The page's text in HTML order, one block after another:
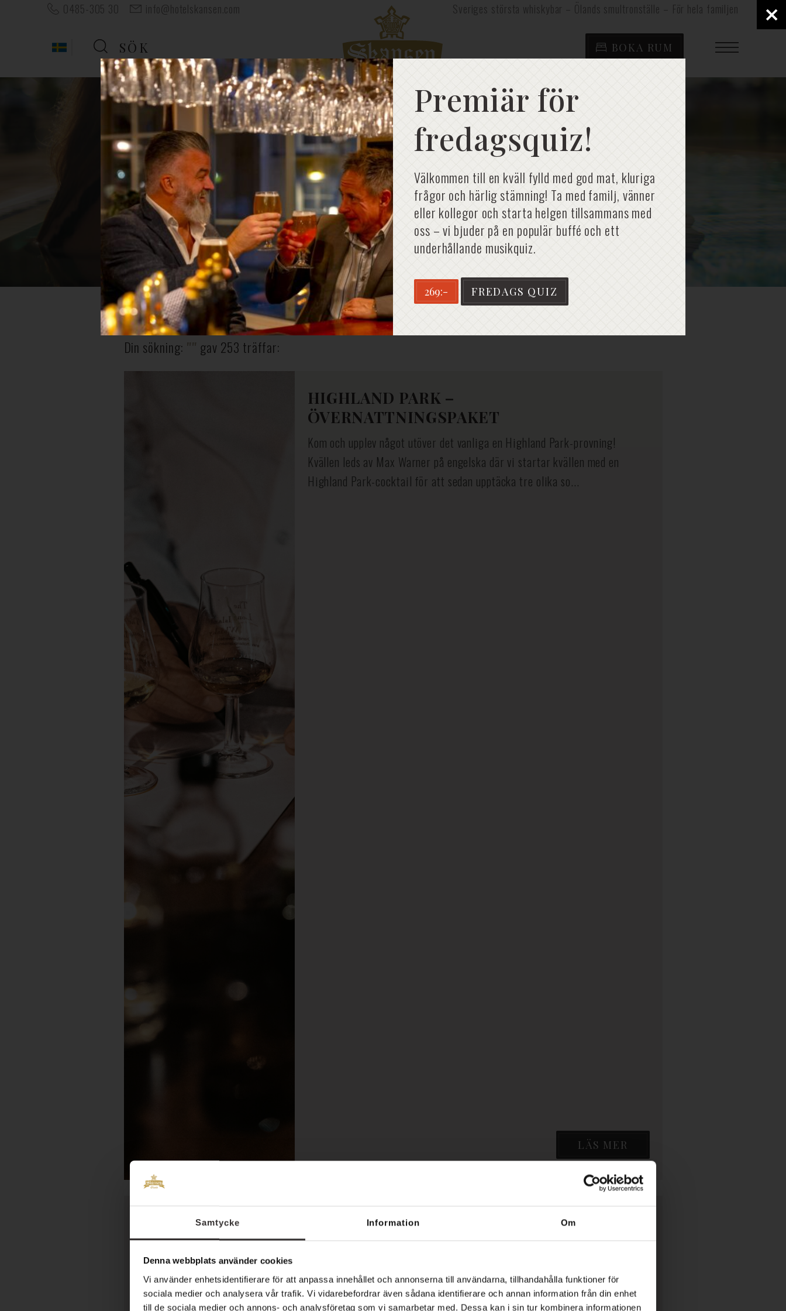
Samtycke Information Om
Denna webbplats använder cookies
Vi använder enhetsidentifierare för att anpassa innehållet och annonserna till användarna, tillhandahålla funktioner för
sociala medier och analysera vår trafik. Vi vidarebefordrar även sådana identifierare och annan information från din enhet
till de sociala medier och annons- och analysföretag som vi samarbetar med. Dessa kan i sin tur kombinera informationen
×
Premiär för
fredagsquiz!
Välkommen till en kväll fylld med god mat, kluriga
frågor och härlig stämning! Ta med familj, vänner
eller kollegor och starta helgen tillsammans med
oss – vi bjuder på en populär buffé och ett
underhållande musikquiz.
269:- FREDAGS QUIZ
0485-305 30 info@hotelskansen.com Sveriges största whiskybar – Ölands smultronställe – För hela familjen
BOKA RUM
Din sökning: gav 253 träffar:
HIGHLAND PARK –
ÖVERNATTNINGSPAKET
Kom och upplev något utöver det vanliga en Highland Park-provning!
Kvällen leds av Max Warner på engelska där vi startar kvällen med en
Highland Park-cocktail för att sedan upptäcka tre olika so...
LÄS MER
UNDERCOVER
teater suddas ut?Undercover är en interaktiv teateraktivitet där skådespelare smält...
LÄS MER